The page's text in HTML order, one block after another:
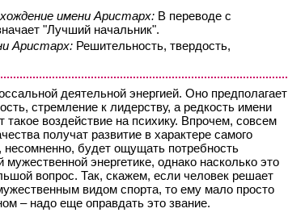
имени Аристарх: В переводе с
"Лучший начальник".
Аристарх: Решительность, твердость,
деятельной энергией. Оно предполагает
стремление к лидерству, а редкость имени
такое воздействие на психику. Впрочем, совсем
получат развитие в характере самого
несомненно, будет ощущать потребность
мужественной энергетике, однако насколько это
вопрос. Так, скажем, если человек решает
видом спорта, то ему мало просто
– надо еще оправдать это звание.